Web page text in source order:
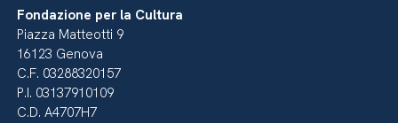
Fondazione per la Cultura
Piazza Matteotti 9
16123 Genova
C.F. 03288320157
P.I. 03137910109
C.D. A4707H7